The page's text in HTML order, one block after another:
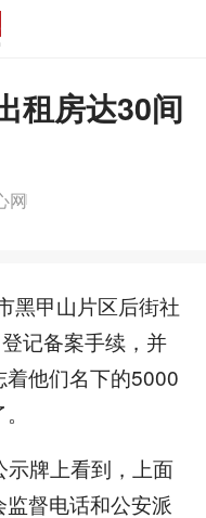
租房达30间
网
黑甲山片区后街社
记备案手续，并
他们名下的5000
牌上看到，上面
督电话和公安派